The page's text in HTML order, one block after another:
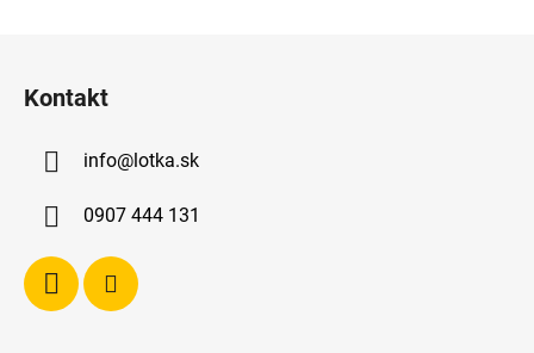
Kontakt
info@lotka.sk
0907 444 131